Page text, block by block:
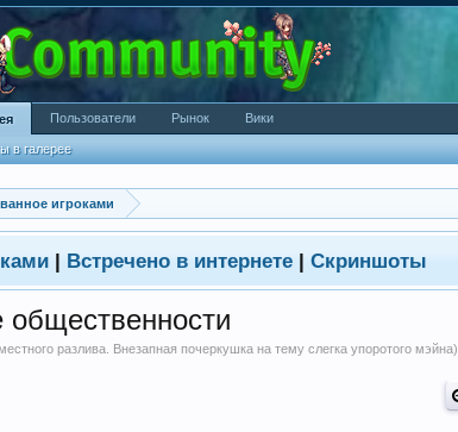
игроками
| Встречено в интернете | Скриншоты
общественности
разлива. Внезапная почеркушка на тему слегка упоротого мэйна)
в галерее
Пользователи Рынок Вики